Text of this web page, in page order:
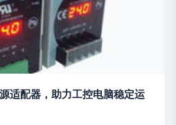
适配器，助力工控电脑稳定运